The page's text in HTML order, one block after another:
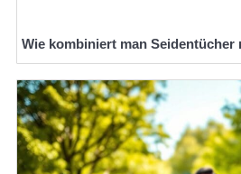
Wie kombiniert man Seidentücher